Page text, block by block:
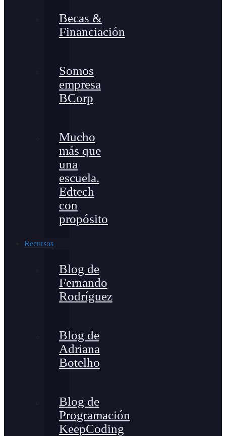
Becas &
Financiación
Somos
empresa
BCorp
Mucho
más que
una
escuela.
Edtech
con
propósito
Recursos
Blog de
Fernando
Rodríguez
Blog de
Adriana
Botelho
Blog de
Programación
KeepCoding